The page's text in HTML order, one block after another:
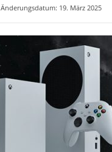
Änderungsdatum: 19. März 2025